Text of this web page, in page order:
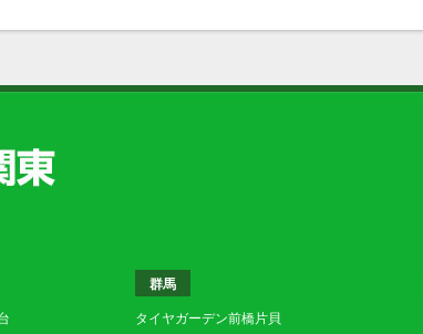
群馬
タイヤガーデン前橋片貝